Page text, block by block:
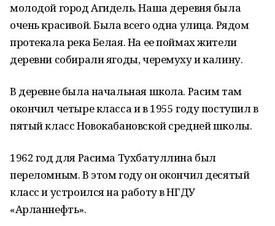
молодой город Агидель. Наша деревня была
очень красивой. Была всего одна улица. Рядом
протекала река Белая. На ее поймах жители
деревни собирали ягоды, черемуху и калину.
В деревне была начальная школа. Расим там
окончил четыре класса и в 1955 году поступил в
пятый класс Новокабановской средней школы.
1962 год для Расима Тухбатуллина был
переломным. В этом году он окончил десятый
класс и устроился на работу в НГДУ
«Арланнефть».